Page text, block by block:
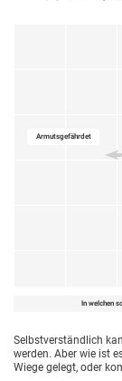
Armutsgefährdet
In welchen
Selbstverständlich
werden. Aber wie ist
Wiege gelegt, oder